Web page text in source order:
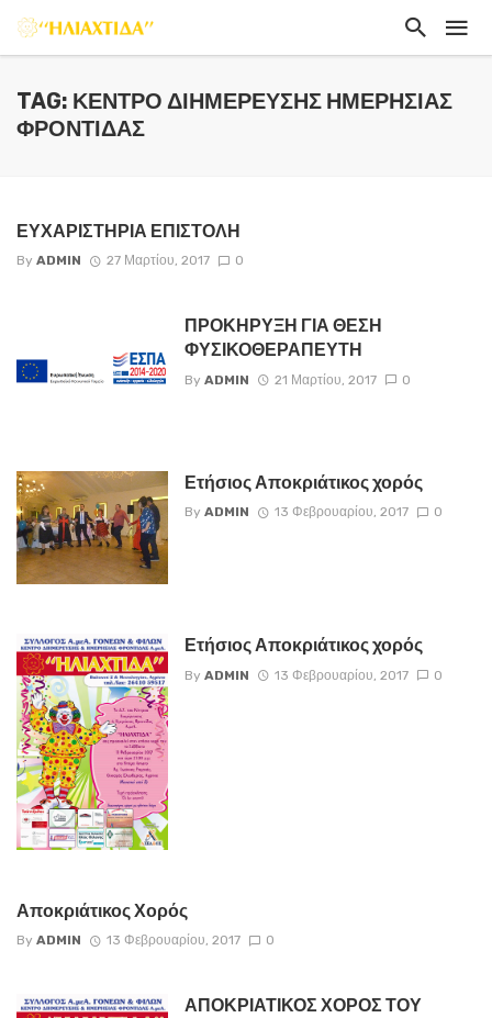
TAG: ΚΈΝΤΡΟ ΔΙΗΜΈΡΕΥΣΗΣ ΗΜΕΡΉΣΙΑΣ
ΦΡΟΝΤΊΔΑΣ
ΕΥΧΑΡΙΣΤΗΡΙΑ ΕΠΙΣΤΟΛΗ
By ADMIN 27 Μαρτίου, 2017 0
ΠΡΟΚΗΡΥΞΗ ΓΙΑ ΘΕΣΗ
ΦΥΣΙΚΟΘΕΡΑΠΕΥΤΗ
By ADMIN 21 Μαρτίου, 2017 0
Ετήσιος Αποκριάτικος χορός
By ADMIN 13 Φεβρουαρίου, 2017 0
Ετήσιος Αποκριάτικος χορός
By ADMIN 13 Φεβρουαρίου, 2017 0
Αποκριάτικος Χορός
By ADMIN 13 Φεβρουαρίου, 2017 0
ΑΠΟΚΡΙΑΤΙΚΟΣ ΧΟΡΟΣ ΤΟΥ